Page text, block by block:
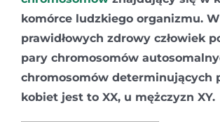
komórce ludzkiego organizmu.
prawidłowych zdrowy człowiek
pary chromosomów
chromosomów determinujących
kobiet jest to XX, u mężczyzn XY.